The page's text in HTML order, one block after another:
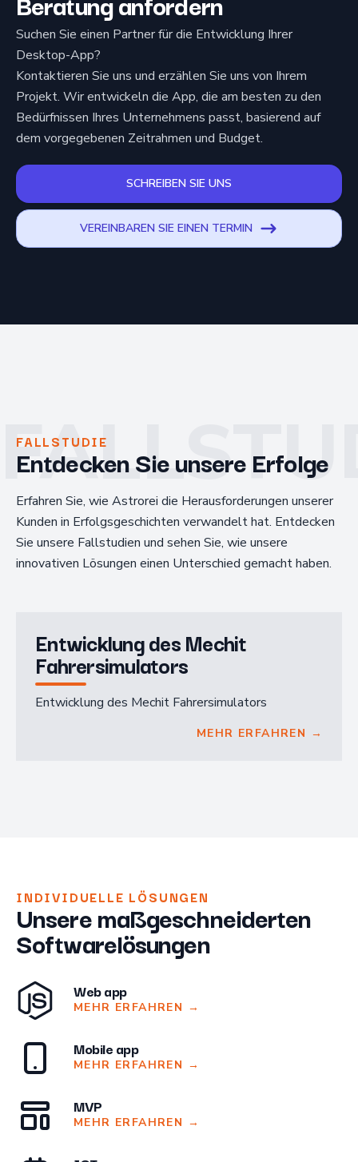
Suchen Sie einen Partner für die Entwicklung Ihrer
Desktop-App?
Kontaktieren Sie uns und erzählen Sie uns von Ihrem
Projekt. Wir entwickeln die App, die am besten zu den
Bedürfnissen Ihres Unternehmens passt, basierend auf
dem vorgegebenen Zeitrahmen und Budget.
SCHREIBEN SIE UNS
VEREINBAREN SIE EINEN TERMIN
FALLSTUDIE
Entdecken Sie unsere Erfolge
Erfahren Sie, wie Astrorei die Herausforderungen unserer
Kunden in Erfolgsgeschichten verwandelt hat. Entdecken
Sie unsere Fallstudien und sehen Sie, wie unsere
innovativen Lösungen einen Unterschied gemacht haben.
Entwicklung des Mechit
Fahrersimulators
Entwicklung des Mechit Fahrersimulators
MEHR ERFAHREN →
INDIVIDUELLE LÖSUNGEN
Unsere maßgeschneiderten
Softwarelösungen
Web app
MEHR ERFAHREN →
Mobile app
MEHR ERFAHREN →
MVP
MEHR ERFAHREN →